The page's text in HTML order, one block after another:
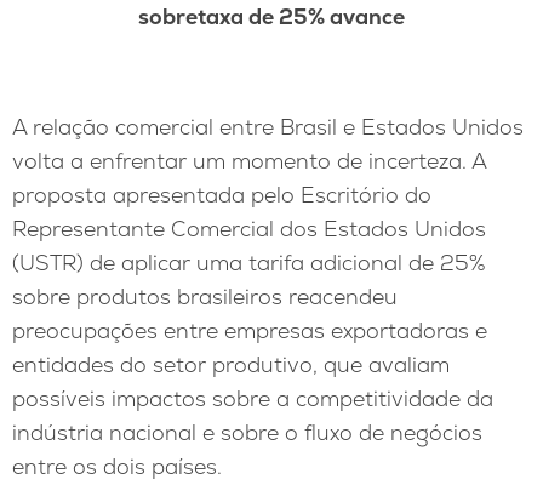
sobretaxa de 25% avance
A relação comercial entre Brasil e Estados Unidos
volta a enfrentar um momento de incerteza. A
proposta apresentada pelo Escritório do
Representante Comercial dos Estados Unidos
(USTR) de aplicar uma tarifa adicional de 25%
sobre produtos brasileiros reacendeu
preocupações entre empresas exportadoras e
entidades do setor produtivo, que avaliam
possíveis impactos sobre a competitividade da
indústria nacional e sobre o fluxo de negócios
entre os dois países.